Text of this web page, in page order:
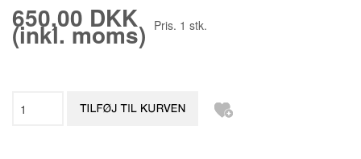
650,00 DKK
(inkl. moms) Pris. 1 stk.